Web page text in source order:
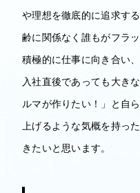
や理想を徹底的に追求す
齢に関係なく誰もがフラ
積極的に仕事に向き合い
入社直後であっても大き
ルマが作りたい！」と自
上げるような気概を持っ
きたいと思います。